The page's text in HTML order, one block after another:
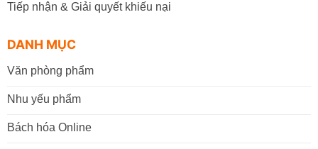
Tiếp nhận & Giải quyết khiếu nại
DANH MỤC
Văn phòng phẩm
Nhu yếu phẩm
Bách hóa Online